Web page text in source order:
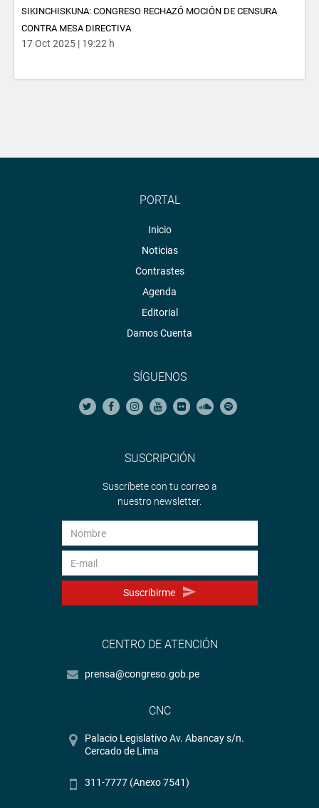
SIKINCHISKUNA: CONGRESO RECHAZÓ MOCIÓN DE CENSURA
CONTRA MESA DIRECTIVA
17 Oct 2025 | 19:22 h
PORTAL
Inicio
Noticias
Contrastes
Agenda
Editorial
Damos Cuenta
SÍGUENOS
SUSCRIPCIÓN
Suscríbete con tu correo a
nuestro newsletter.
Suscribirme
CENTRO DE ATENCIÓN
prensa@congreso.gob.pe
CNC
Palacio Legislativo Av. Abancay s/n.
Cercado de Lima
311-7777 (Anexo 7541)